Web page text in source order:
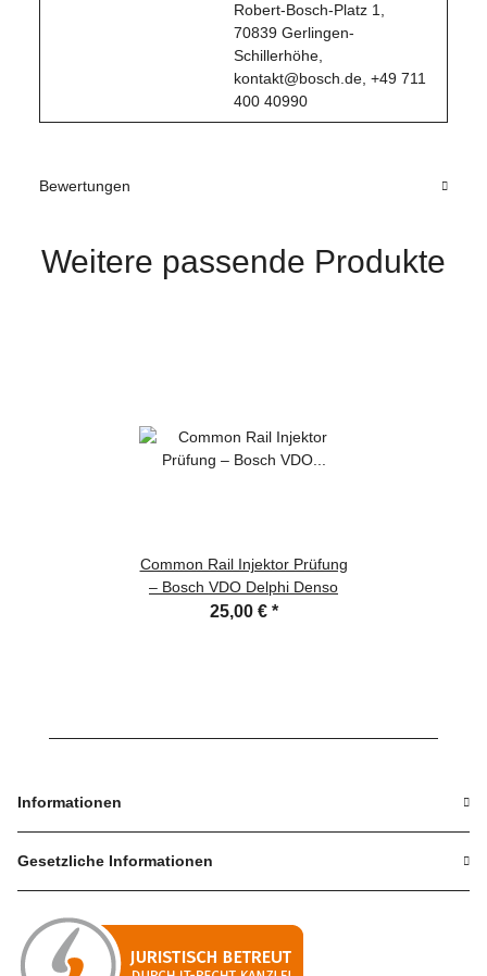
Robert-Bosch-Platz 1,
70839 Gerlingen-
Schillerhöhe,
kontakt@bosch.de, +49 711
400 40990
Bewertungen
Weitere passende Produkte
Common Rail Injektor Prüfung
– Bosch VDO Delphi Denso
25,00 € *
Informationen
Gesetzliche Informationen